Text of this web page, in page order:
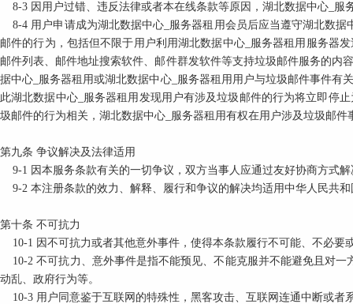
8-3 因用户过错、违反法律或者本在线条款等原因，湖北数据中心_
8-4 用户申请成为湖北数据中心_服务器租用会员后应当遵守湖北数
邮件的行为，包括但不限于用户利用湖北数据中心_服务器租用服务器
邮件列表、邮件地址搜索软件、邮件群发软件等支持垃圾邮件服务的
据中心_服务器租用或湖北数据中心_服务器租用用户与垃圾邮件事件
此湖北数据中心_服务器租用发现用户有涉及垃圾邮件的行为将立即停
圾邮件的行为相关，湖北数据中心_服务器租用有权在用户涉及垃圾邮
第九条 争议解决及法律适用
9-1 因本服务条款有关的一切争议，双方当事人应通过友好协商方式
9-2 本注册条款的效力、解释、履行和争议的解决均适用中华人民共
第十条 不可抗力
10-1 因不可抗力或者其他意外事件，使得本条款履行不可能、不必
10-2不可抗力、意外事件是指不能预见、不能克服并不能避免且对
动乱、政府行为等。
10-3 用户同意鉴于互联网的特殊性，黑客攻击、互联网连通中断或